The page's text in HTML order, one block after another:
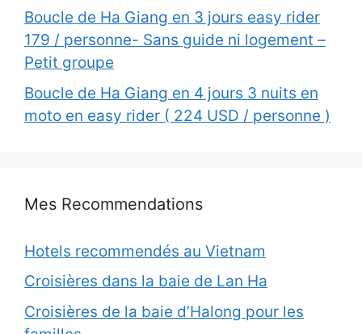
Boucle de Ha Giang en 3 jours easy rider
179 / personne- Sans guide ni logement –
Petit groupe
Boucle de Ha Giang en 4 jours 3 nuits en
moto en easy rider ( 224 USD / personne )
Mes Recommendations
Hotels recommendés au Vietnam
Croisières dans la baie de Lan Ha
Croisières de la baie d’Halong pour les